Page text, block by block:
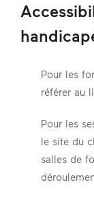
Pour les
référer au
Pour les
le site du
salles de